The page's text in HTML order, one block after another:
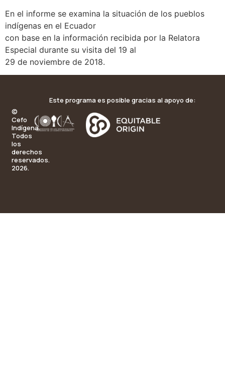
En el informe se examina la situación de los pueblos
indígenas en el Ecuador
con base en la información recibida por la Relatora
Especial durante su visita del 19 al
29 de noviembre de 2018.
©
Cefo
Indígena.
Todos
los
derechos
reservados.
2026.
Este programa es posible gracias al apoyo de: